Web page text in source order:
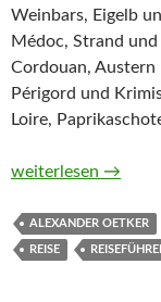
Weinbars, Eigelb
Médoc, Strand
Cordouan, Austern
Périgord und
Loire,
weiterlesen →
ALEXANDER OETKER
REISE